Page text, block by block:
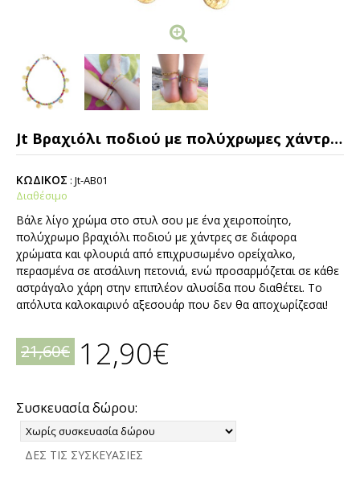
Jt Βραχιόλι ποδιού με πολύχρωμες χάντρες και φλουριά
ΚΩΔΙΚΟΣ : Jt-AB01
Διαθέσιμο
Βάλε λίγο χρώμα στο στυλ σου με ένα χειροποίητο,
πολύχρωμο βραχιόλι ποδιού με χάντρες σε διάφορα
χρώματα και φλουριά από επιχρυσωμένο ορείχαλκο,
περασμένα σε ατσάλινη πετονιά, ενώ προσαρμόζεται σε κάθε
αστράγαλο χάρη στην επιπλέον αλυσίδα που διαθέτει. Το
απόλυτα καλοκαιρινό αξεσουάρ που δεν θα αποχωρίζεσαι!
21,60€ 12,90€
Συσκευασία δώρου:
ΔΕΣ ΤΙΣ ΣΥΣΚΕΥΑΣΙΕΣ